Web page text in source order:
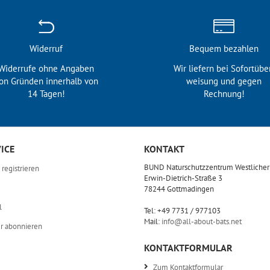
Widerruf
ohne Angaben
Gründen innerhalb von
14 Tagen!
Bequem bezahlen
Wir liefern bei
weisung und gegen
Rechnung!
abonnieren
KONTAKT
BUND Naturschutzzentrum
Erwin-Dietrich-Straße 3
78244 Gottmadingen
Tel: +49 7731 / 977103
Mail: info@all-about-bats.net
KONTAKTFORMULAR
Zum Kontaktformular